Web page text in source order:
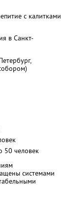
с калитками
в Санкт-
50 человек
системами